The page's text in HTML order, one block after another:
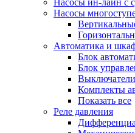
Насосы ин-лайн с
Насосы
Автоматика и
Блок
Блок
Комплекты
Показать все
Реле давления